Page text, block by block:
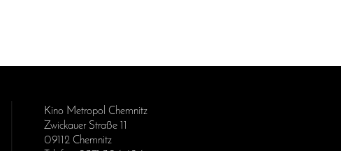
Kino Metropol Chemnitz
Zwickauer Straße 11
09112 Chemnitz